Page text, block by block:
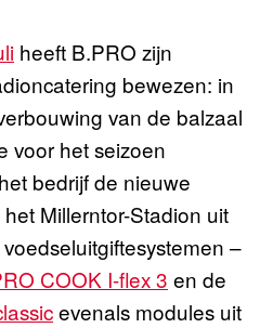
heeft B.PRO zijn
bewezen: in
van de balzaal
voor het seizoen
bedrijf de nieuwe
Millerntor-Stadion uit
–
COOK I-flex 3 en de
evenals modules uit